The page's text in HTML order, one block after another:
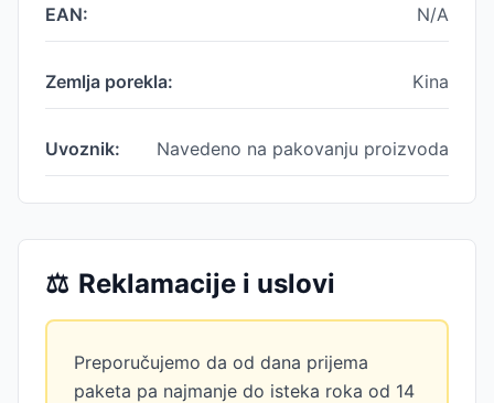
EAN: N/A
Zemlja porekla: Kina
Uvoznik: Navedeno na pakovanju proizvoda
⚖️ Reklamacije i uslovi
Preporučujemo da od dana prijema
paketa pa najmanje do isteka roka od 14